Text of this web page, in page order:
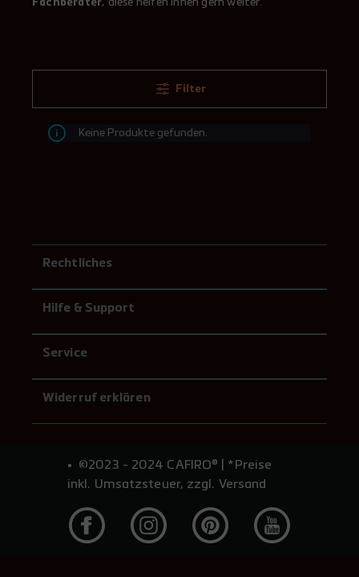
Fachberater, diese helfen Ihnen gern weiter.
Filter
Keine Produkte gefunden.
Rechtliches
Hilfe & Support
Service
Widerruf erklären
©2023 - 2024 CAFIRO® | *Preise
inkl. Umsatzsteuer, zzgl. Versand